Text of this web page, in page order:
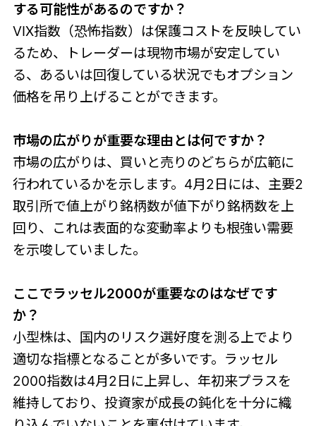
する可能性があるのですか？
VIX指数（恐怖指数）は保護コストを反映してい
るため、トレーダーは現物市場が安定してい
る、あるいは回復している状況でもオプション
価格を吊り上げることができます。
市場の広がりが重要な理由とは何ですか？
市場の広がりは、買いと売りのどちらが広範に
行われているかを示します。4月2日には、主要2
取引所で値上がり銘柄数が値下がり銘柄数を上
回り、これは表面的な変動率よりも根強い需要
を示唆していました。
ここでラッセル2000が重要なのはなぜです
か？
小型株は、国内のリスク選好度を測る上でより
適切な指標となることが多いです。ラッセル
2000指数は4月2日に上昇し、年初来プラスを
維持しており、投資家が成長の鈍化を十分に織